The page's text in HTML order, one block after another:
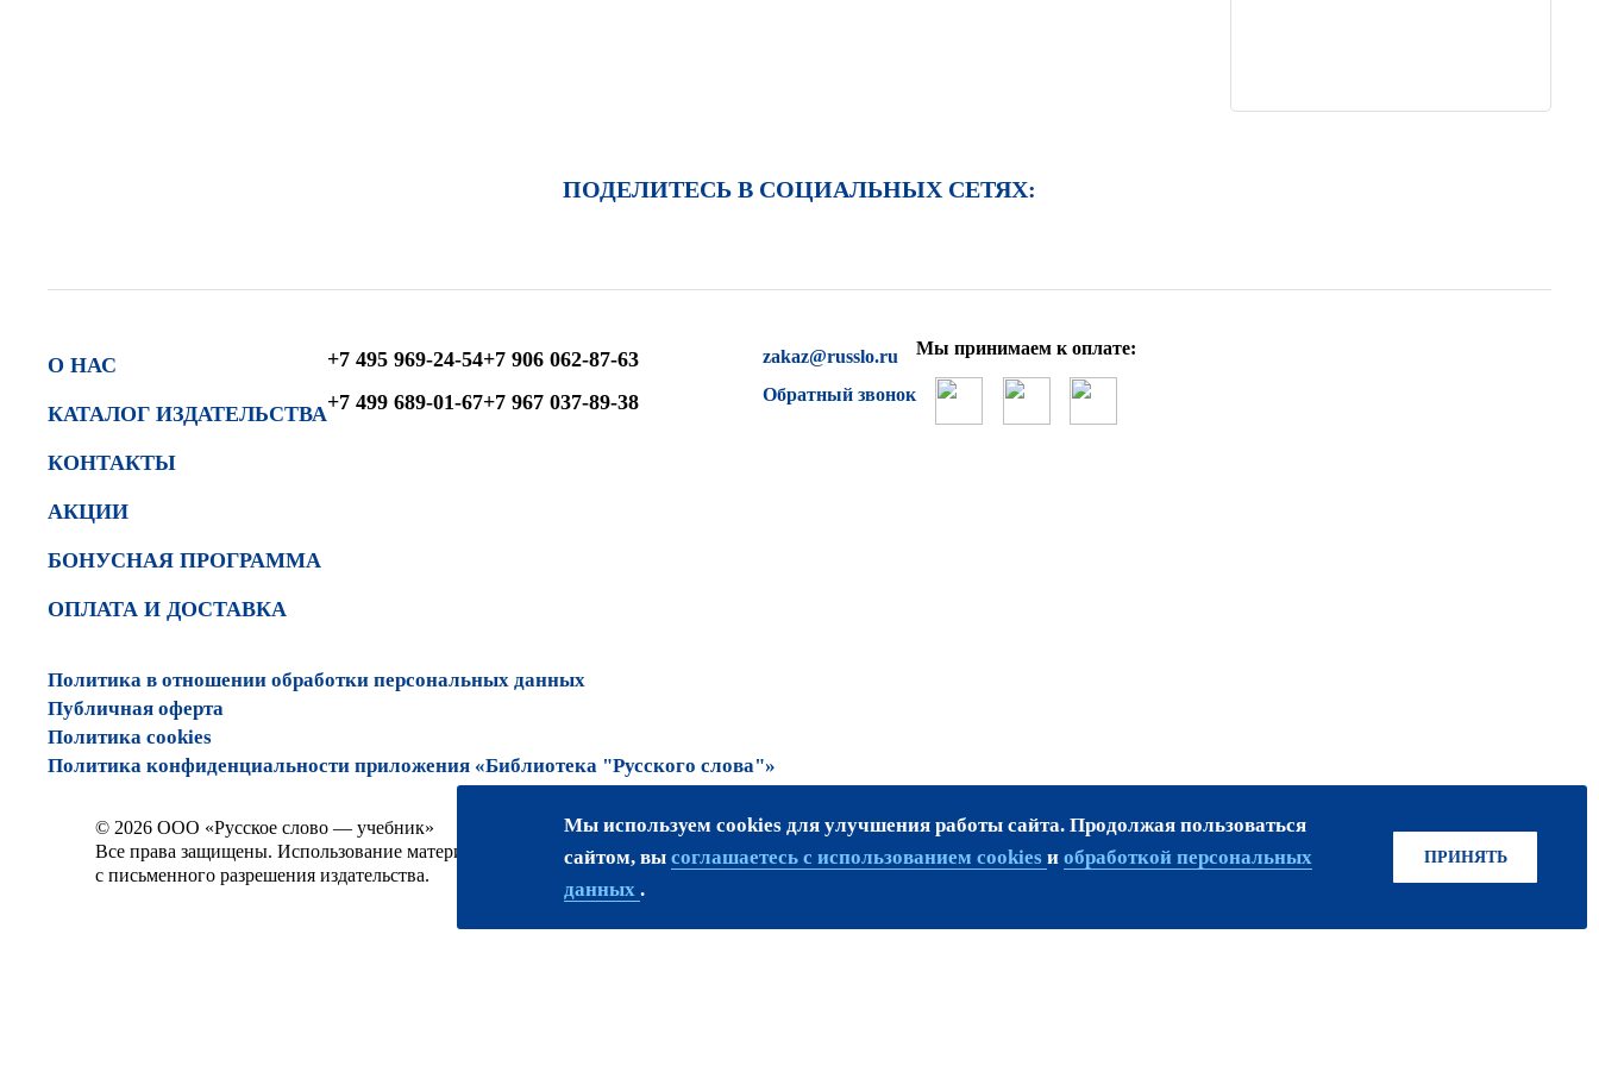
ПОДЕЛИТЕСЬ В СОЦИАЛЬНЫХ СЕТЯХ:
О НАС
КАТАЛОГ ИЗДАТЕЛЬСТВА
КОНТАКТЫ
АКЦИИ
БОНУСНАЯ ПРОГРАММА
ОПЛАТА И ДОСТАВКА
+7 495 969-24-54
+7 499 689-01-67
+7 906 062-87-63
+7 967 037-89-38
zakaz@russlo.ru
Обратный звонок
Мы принимаем к оплате:
Политика в отношении обработки персональных данных
Публичная оферта
Политика cookies
Политика конфиденциальности приложения «Библиотека "Русского слова"»
© 2026 ООО «Русское слово — учебник»
Все права защищены. Использование материалов сайта возможно только
с письменного разрешения издательства.
ПРИСОЕДИНЯЙТЕСЬ!
Мы используем cookies для улучшения работы сайта. Продолжая пользоваться
сайтом, вы соглашаетесь с использованием cookies и обработкой персональных
данных .
ПРИНЯТЬ